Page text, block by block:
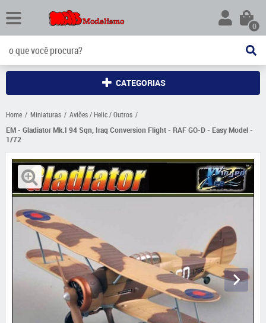
0
CATEGORIAS
Home Miniaturas
Aviões / Helic / Outros
EM - Gladiator Mk.I 94 Sqn, Iraq Conversion Flight - RAF GO-D - Easy Model -
1/72